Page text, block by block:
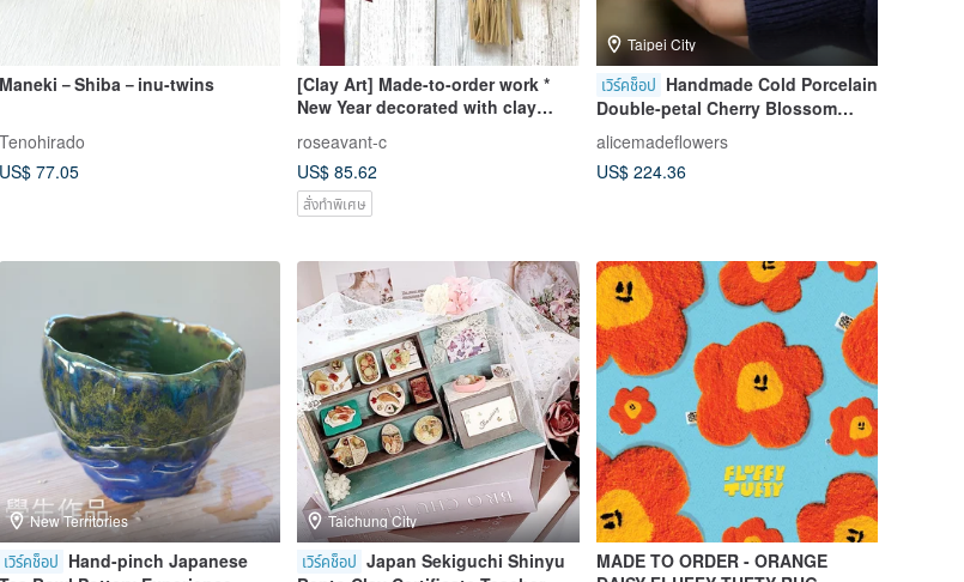
Maneki－Shiba－inu-twins
Tenohirado
US$ 77.05
[Clay Art] Made-to-order work *
New Year decorated with clay
roseavant-c
US$ 85.62
สั่งทำพิเศษ
Taipei City
เวิร์คช็อป Handmade Cold Porcelain
Double-petal Cherry Blossom
Professional Course
alicemadeflowers
US$ 224.36
New Territories
เวิร์คช็อป Hand-pinch Japanese
Taichung City
เวิร์คช็อป Japan Sekiguchi Shinyu
MADE TO ORDER - ORANGE